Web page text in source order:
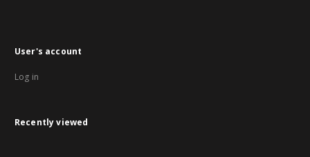
User's account
Log in
Recently viewed